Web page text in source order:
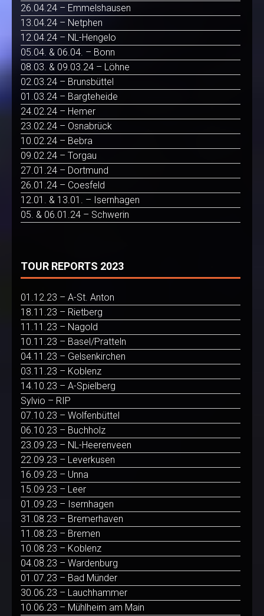
26.04.24 – Emmelshausen
13.04.24 – Netphen
12.04.24 – NL-Hengelo
05.04. & 06.04. – Bonn
08.03. & 09.03.24 – Löhne
02.03.24 – Brunsbüttel
01.03.24 – Bargteheide
24.02.24 – Hemer
23.02.24 – Osnabrück
10.02.24 – Bebra
09.02.24 – Torgau
27.01.24 – Dortmund
26.01.24 – Coesfeld
12.01. & 13.01. – Isernhagen
05. & 06.01.24 – Schwerin
TOUR REPORTS 2023
01.12.23 – A-St. Anton
18.11.23 – Rietberg
11.11.23 – Nagold
10.11.23 – Basel/Pratteln
04.11.23 – Gelsenkirchen
03.11.23 – Koblenz
14.10.23 – A-Spielberg
Sylvio – RIP
07.10.23 – Wolfenbüttel
06.10.23 – Buchholz
23.09.23 – NL-Heerenveen
22.09.23 – Leverkusen
16.09.23 – Unna
15.09.23 – Leer
01.09.23 – Isernhagen
31.08.23 – Bremerhaven
11.08.23 – Bremen
10.08.23 – Koblenz
04.08.23 – Wardenburg
01.07.23 – Bad Münder
30.06.23 – Lauchhammer
10.06.23 – Mühlheim am Main